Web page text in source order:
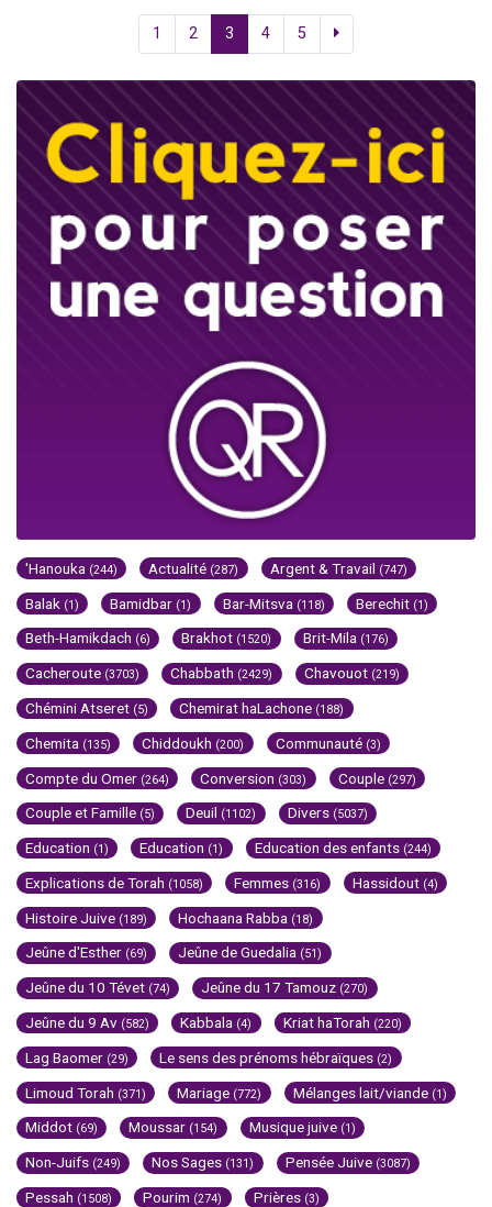
1 2 3 4 5
'Hanouka (244) Actualité (287) Argent & Travail (747)
Balak (1) Bamidbar (1) Bar-Mitsva (118) Berechit (1)
Beth-Hamikdach (6) Brakhot (1520) Brit-Mila (176)
Cacheroute (3703) Chabbath (2429) Chavouot (219)
Chémini Atseret (5) Chemirat haLachone (188)
Chemita (135) Chiddoukh (200) Communauté (3)
Compte du Omer (264) Conversion (303) Couple (297)
Couple et Famille (5) Deuil (1102) Divers (5037)
Education (1) Education (1) Education des enfants (244)
Explications de Torah (1058) Femmes (316) Hassidout (4)
Histoire Juive (189) Hochaana Rabba (18)
Jeûne d'Esther (69) Jeûne de Guedalia (51)
Jeûne du 10 Tévet (74) Jeûne du 17 Tamouz (270)
Jeûne du 9 Av (582) Kabbala (4) Kriat haTorah (220)
Lag Baomer (29) Le sens des prénoms hébraïques (2)
Limoud Torah (371) Mariage (772) Mélanges lait/viande (1)
Middot (69) Moussar (154) Musique juive (1)
Non-Juifs (249) Nos Sages (131) Pensée Juive (3087)
Pessah (1508) Pourim (274) Prières (3)